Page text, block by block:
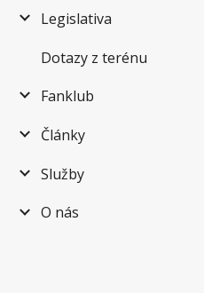
Legislativa
Dotazy z terénu
Fanklub
Články
Služby
O nás